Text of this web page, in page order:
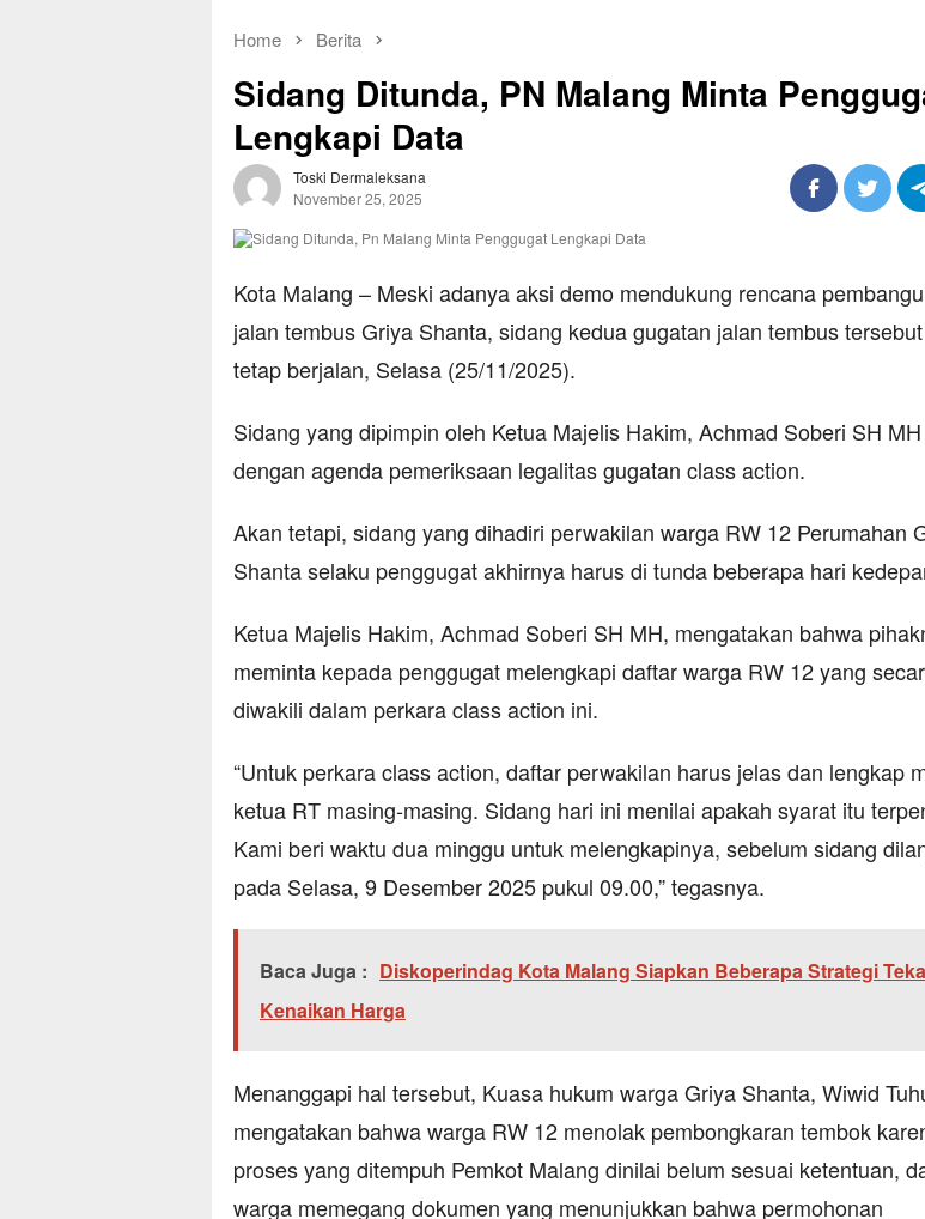
Home Berita
Sidang Ditunda, PN Malang Minta
Lengkapi Data
Toski Dermaleksana
November 25, 2025
Kota Malang – Meski adanya aksi demo mendukung rencana
jalan tembus Griya Shanta, sidang kedua gugatan jalan tembus
tetap berjalan, Selasa (25/11/2025).
Sidang yang dipimpin oleh Ketua Majelis Hakim, Achmad Soberi SH
dengan agenda pemeriksaan legalitas gugatan class action.
Akan tetapi, sidang yang dihadiri perwakilan warga RW 12 Perumahan
Shanta selaku penggugat akhirnya harus di tunda beberapa hari
Ketua Majelis Hakim, Achmad Soberi SH MH, mengatakan bahwa
meminta kepada penggugat melengkapi daftar warga RW 12 yang
diwakili dalam perkara class action ini.
“Untuk perkara class action, daftar perwakilan harus jelas dan lengkap
ketua RT masing-masing. Sidang hari ini menilai apakah syarat itu
Kami beri waktu dua minggu untuk melengkapinya, sebelum sidang
pada Selasa, 9 Desember 2025 pukul 09.00,” tegasnya.
Baca Juga : Diskoperindag Kota Malang Siapkan Beberapa Strategi
Kenaikan Harga
Menanggapi hal tersebut, Kuasa hukum warga Griya Shanta, Wiwid
mengatakan bahwa warga RW 12 menolak pembongkaran tembok
proses yang ditempuh Pemkot Malang dinilai belum sesuai ketentuan,
warga memegang dokumen yang menunjukkan bahwa permohonan